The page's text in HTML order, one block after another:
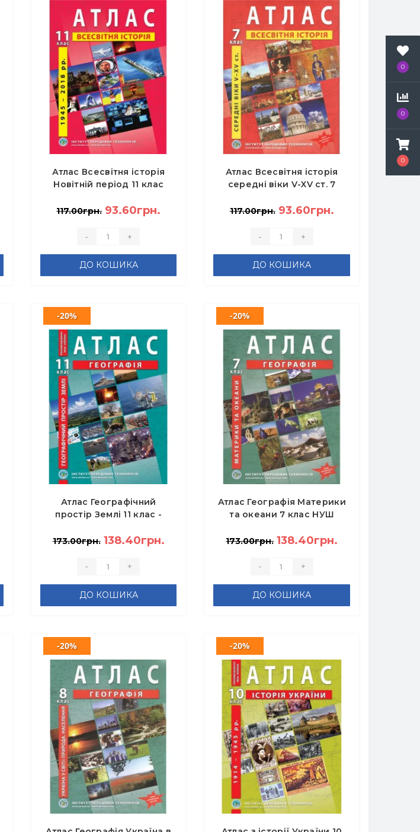
0
0
0
Атлас Всесвітня історія
Новітній період 11 клас
програма
117.00грн. 93.60грн.
- +
ДО КОШИКА
Атлас Всесвітня історія
середні віки V-XV ст. 7
117.00грн. 93.60грн.
- +
ДО КОШИКА
Атлас Географічний
простір Землі 11 клас -
-20%
173.00грн. 138.40грн.
- +
ДО КОШИКА
Атлас Географія Материки
та океани 7 клас НУШ
-20%
173.00грн. 138.40грн.
- +
ДО КОШИКА
-20% -20%